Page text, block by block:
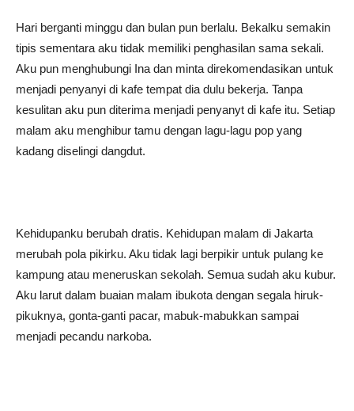
Hari berganti minggu dan bulan pun berlalu. Bekalku semakin
tipis sementara aku tidak memiliki penghasilan sama sekali.
Aku pun menghubungi Ina dan minta direkomendasikan untuk
menjadi penyanyi di kafe tempat dia dulu bekerja. Tanpa
kesulitan aku pun diterima menjadi penyanyt di kafe itu. Setiap
malam aku menghibur tamu dengan lagu-lagu pop yang
kadang diselingi dangdut.
Kehidupanku berubah dratis. Kehidupan malam di Jakarta
merubah pola pikirku. Aku tidak lagi berpikir untuk pulang ke
kampung atau meneruskan sekolah. Semua sudah aku kubur.
Aku larut dalam buaian malam ibukota dengan segala hiruk-
pikuknya, gonta-ganti pacar, mabuk-mabukkan sampai
menjadi pecandu narkoba.